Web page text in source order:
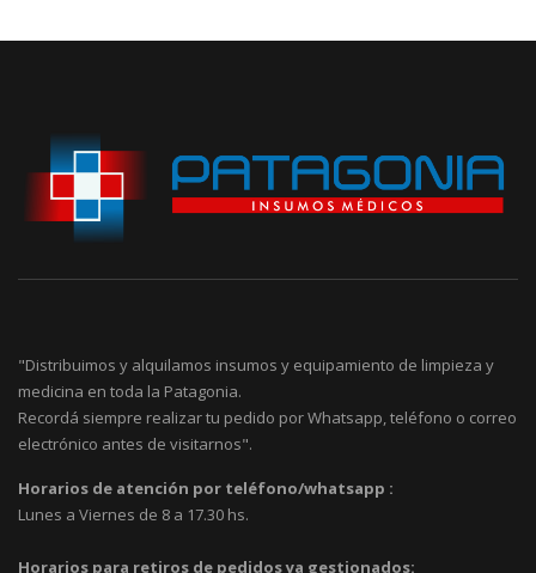
"Distribuimos y alquilamos insumos y equipamiento de limpieza y
medicina en toda la Patagonia.
Recordá siempre realizar tu pedido por Whatsapp, teléfono o correo
electrónico antes de visitarnos".
Horarios de atención por teléfono/whatsapp :
Lunes a Viernes de 8 a 17.30 hs.
Horarios para retiros de pedidos ya gestionados: